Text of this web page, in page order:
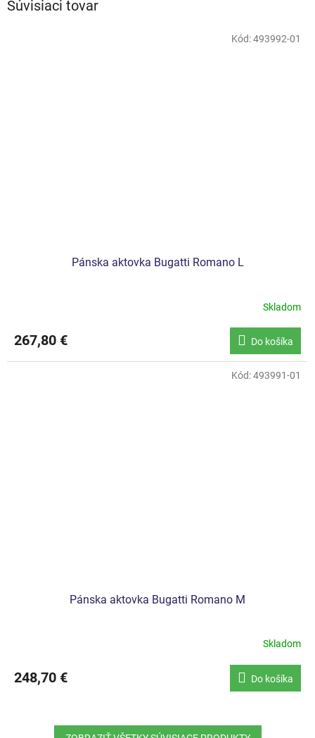
Súvisiaci tovar
Pánska aktovka Bugatti Romano L
Skladom
267,80 € Do košíka
Kód:493992-01
Pánska aktovka Bugatti Romano M
Skladom
248,70 € Do košíka
Kód:493991-01